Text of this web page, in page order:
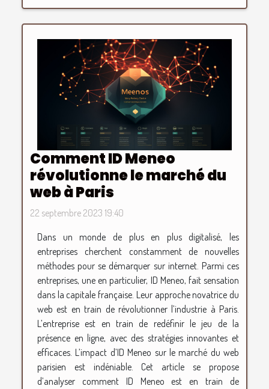
Comment ID Meneo
révolutionne le marché du
web à Paris
22 septembre 2023 19:40
Dans un monde de plus en plus digitalisé, les
entreprises cherchent constamment de nouvelles
méthodes pour se démarquer sur internet. Parmi ces
entreprises, une en particulier, ID Meneo, fait sensation
dans la capitale française. Leur approche novatrice du
web est en train de révolutionner l’industrie à Paris.
L’entreprise est en train de redéfinir le jeu de la
présence en ligne, avec des stratégies innovantes et
efficaces. L’impact d’ID Meneo sur le marché du web
parisien est indéniable. Cet article se propose
d’analyser comment ID Meneo est en train de